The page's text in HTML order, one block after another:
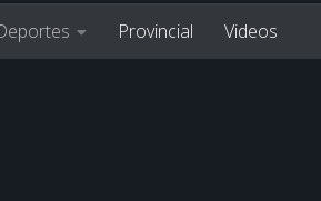
Provincial Videos